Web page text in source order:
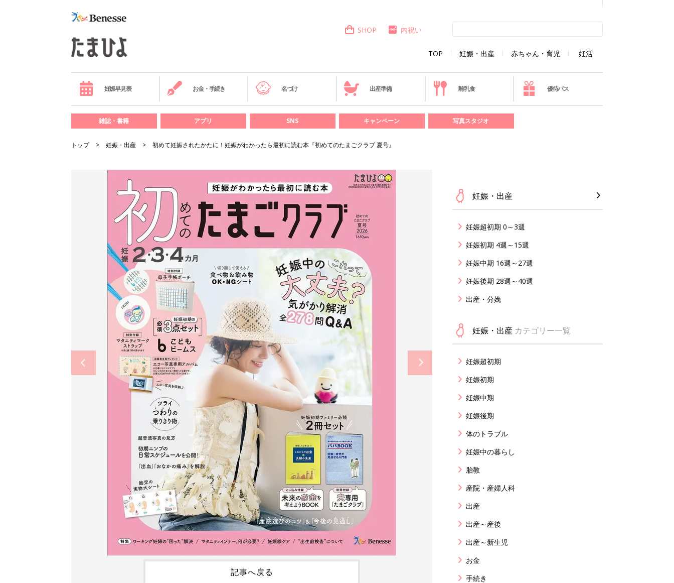
TOP 妊娠・出産 赤ちゃん・育児 妊活
SHOP 内祝い
妊娠早見表 お金・手続き 名づけ 出産準備 離乳食 優待パス
雑誌・書籍 アプリ SNS キャンペーン 写真スタジオ
トップ 妊娠・出産 初めて妊娠されたかたに！妊娠がわかったら最初に読む本『初めてのたまごクラブ 夏号』
記事へ戻る
妊娠・出産
妊娠超初期 0～3週
妊娠初期 4週～15週
妊娠中期 16週～27週
妊娠後期 28週～40週
出産・分娩
妊娠・出産 カテゴリー一覧
妊娠超初期
妊娠初期
妊娠中期
妊娠後期
体のトラブル
妊娠中の暮らし
胎教
産院・産婦人科
出産
出産～産後
出産～新生児
お金
手続き